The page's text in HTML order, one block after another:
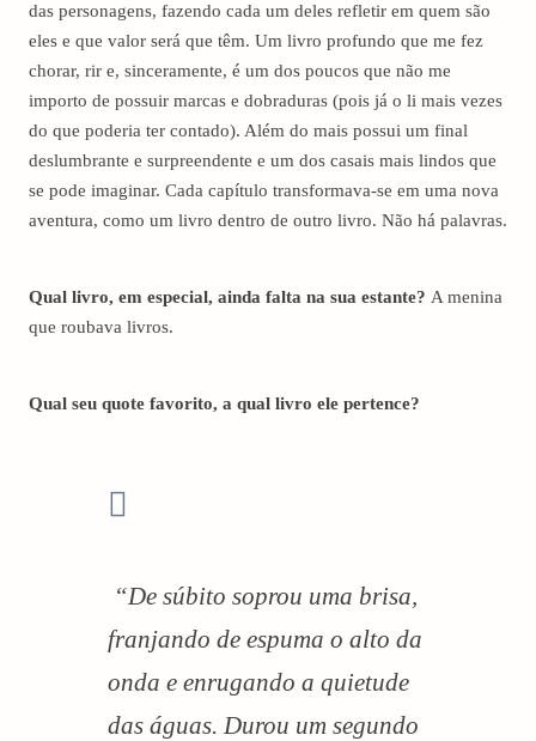
das personagens, fazendo cada um deles refletir em quem são
eles e que valor será que têm. Um livro profundo que me fez
chorar, rir e, sinceramente, é um dos poucos que não me
importo de possuir marcas e dobraduras (pois já o li mais vezes
do que poderia ter contado). Além do mais possui um final
deslumbrante e surpreendente e um dos casais mais lindos que
se pode imaginar. Cada capítulo transformava-se em uma nova
aventura, como um livro dentro de outro livro. Não há palavras.
Qual livro, em especial, ainda falta na sua estante? A menina
que roubava livros.
Qual seu quote favorito, a qual livro ele pertence?
“De súbito soprou uma brisa,
franjando de espuma o alto da
onda e enrugando a quietude
das águas. Durou um segundo